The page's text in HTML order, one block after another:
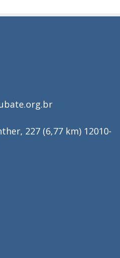
227 (6,77 km) 12010-